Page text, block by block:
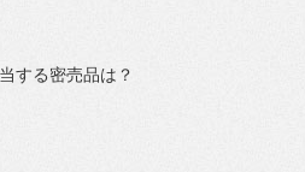
する密売品は？